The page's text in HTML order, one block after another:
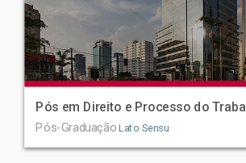
Pós em Direito e Processo do
Pós-Graduação Lato Sensu